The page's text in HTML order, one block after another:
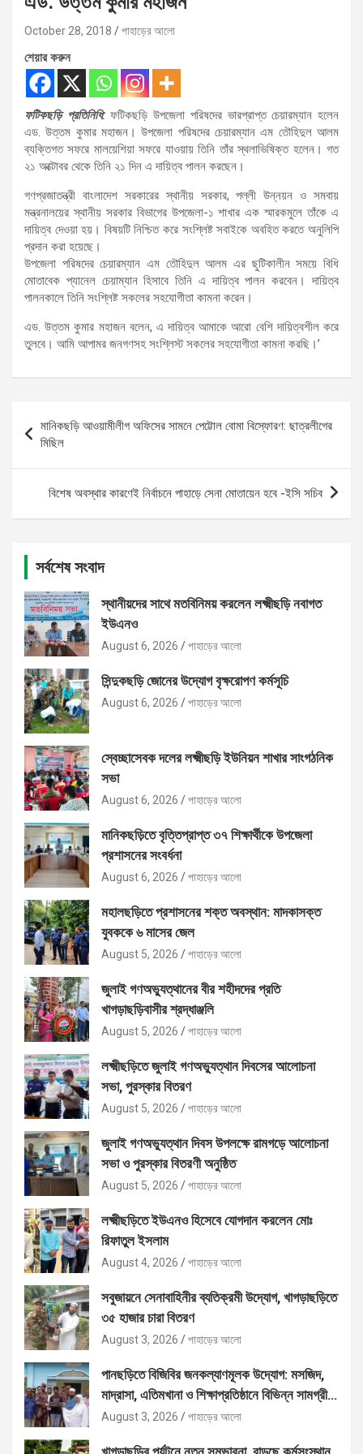
October 28, 2018 পাহাড়ের আলো
শেয়ার করুন
ফটিকছড়ি প্রতিনিধি: ফটিকছড়ি উপজেলা পরিষদের ভারপ্রাপ্ত চেয়ারম্যান হলেন
এড. উত্তম কুমার মহাজন। উপজেলা পরিষদের চেয়ারম্যান এম তৌহিদুল আলম
ব্যক্তিগত সফরে মালয়েশিয়া সফরে যাওয়ায় তিনি তাঁর স্থলাভিষিক্ত হলেন। গত
২১ অক্টোবর থেকে তিনি ২১ দিন এ দায়িত্ব পালন করছেন।
গণপ্রজাতন্ত্রী বাংলাদেশ সরকারের স্থানীয় সরকার, পল্লী উন্নয়ন ও সমবায়
মন্ত্রনালয়ের স্থানীয় সরকার বিভাগের উপজেলা-১ শাখার এক স্মারকমুলে তাঁকে এ
দায়িত্ব দেওয়া হয়। বিষয়টি নিশ্চিত করে সংশ্লিষ্ট সবাইকে অবহিত করতে অনুলিপি
প্রদান করা হয়েছে।
উপজেলা পরিষদের চেয়ারম্যান এম তৌহিদুল আলম এর ছুটিকালীন সময়ে বিধি
মোতাবেক প্যানেল চেয়াম্যান হিসাবে তিনি এ দায়িত্ব পালন করবেন। দায়িত্ব
পালনকালে তিনি সংশ্লিষ্ট সকলের সহযোগীতা কামনা করেন।
এড. উত্তম কুমার মহাজন বলেন, এ দায়িত্ব আমাকে আরো বেশি দায়িত্বশীল করে
তুলবে। আমি আপামর জনগণসহ সংশ্লিস্ট সকলের সহযোগীতা কামনা করছি।’
navigation
মানিকছড়ি আওয়ামীলীগ অফিসের সামনে পেট্টোল বোমা বিস্ফোরণ: ছাত্রলীগের
মিছিল
বিশেষ অবস্থার কারণেই নির্বাচনে পাহাড়ে সেনা মোতায়েন হবে -ইসি সচিব
সর্বশেষ সংবাদ
স্থানীয়দের সাথে মতবিনিময় করলেন লক্ষ্মীছড়ি নবাগত
ইউএনও
August 6, 2026 পাহাড়ের আলো
সিন্দুকছড়ি জোনের উদ্যোগ বৃক্ষরোপণ কর্মসূচি
August 6, 2026 পাহাড়ের আলো
স্বেচ্ছাসেবক দলের লক্ষ্মীছড়ি ইউনিয়ন শাখার সাংগঠনিক
সভা
August 6, 2026 পাহাড়ের আলো
মানিকছড়িতে বৃত্তিপ্রাপ্ত ৩৭ শিক্ষার্থীকে উপজেলা
প্রশাসনের সংবর্ধনা
August 6, 2026 পাহাড়ের আলো
মহালছড়িতে প্রশাসনের শক্ত অবস্থান: মাদকাসক্ত
যুবককে ৬ মাসের জেল
August 5, 2026 পাহাড়ের আলো
জুলাই গণঅভ্যুত্থানের বীর শহীদদের প্রতি
খাগড়াছড়িবাসীর শ্রদ্ধাঞ্জলি
August 5, 2026 পাহাড়ের আলো
লক্ষ্মীছড়িতে জুলাই গণঅভ্যুত্থান দিবসের আলোচনা
সভা, পুরস্কার বিতরণ
August 5, 2026 পাহাড়ের আলো
জুলাই গণঅভ্যুত্থান দিবস উপলক্ষে রামগড়ে আলোচনা
সভা ও পুরস্কার বিতরণী অনুষ্ঠিত
August 5, 2026 পাহাড়ের আলো
লক্ষ্মীছড়িতে ইউএনও হিসেবে যোগদান করলেন মোঃ
রিফাতুল ইসলাম
August 4, 2026 পাহাড়ের আলো
সবুজায়নে সেনাবাহিনীর ব্যতিক্রমী উদ্যোগ, খাগড়াছড়িতে
৩৫ হাজার চারা বিতরণ
August 3, 2026 পাহাড়ের আলো
পানছড়িতে বিজিবির জনকল্যাণমূলক উদ্যোগ: মসজিদ,
মাদ্রাসা, এতিমখানা ও শিক্ষাপ্রতিষ্ঠানে বিভিন্ন সামগ্রী
বিতরণ
August 3, 2026 পাহাড়ের আলো